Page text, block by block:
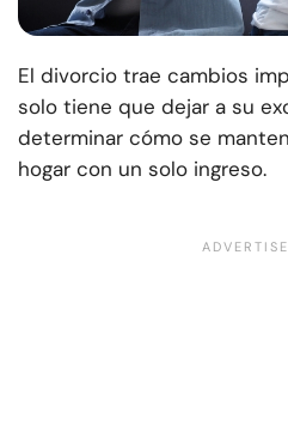
El divorcio trae cambios
solo tiene que dejar a su
determinar cómo se
hogar con un solo ingreso.